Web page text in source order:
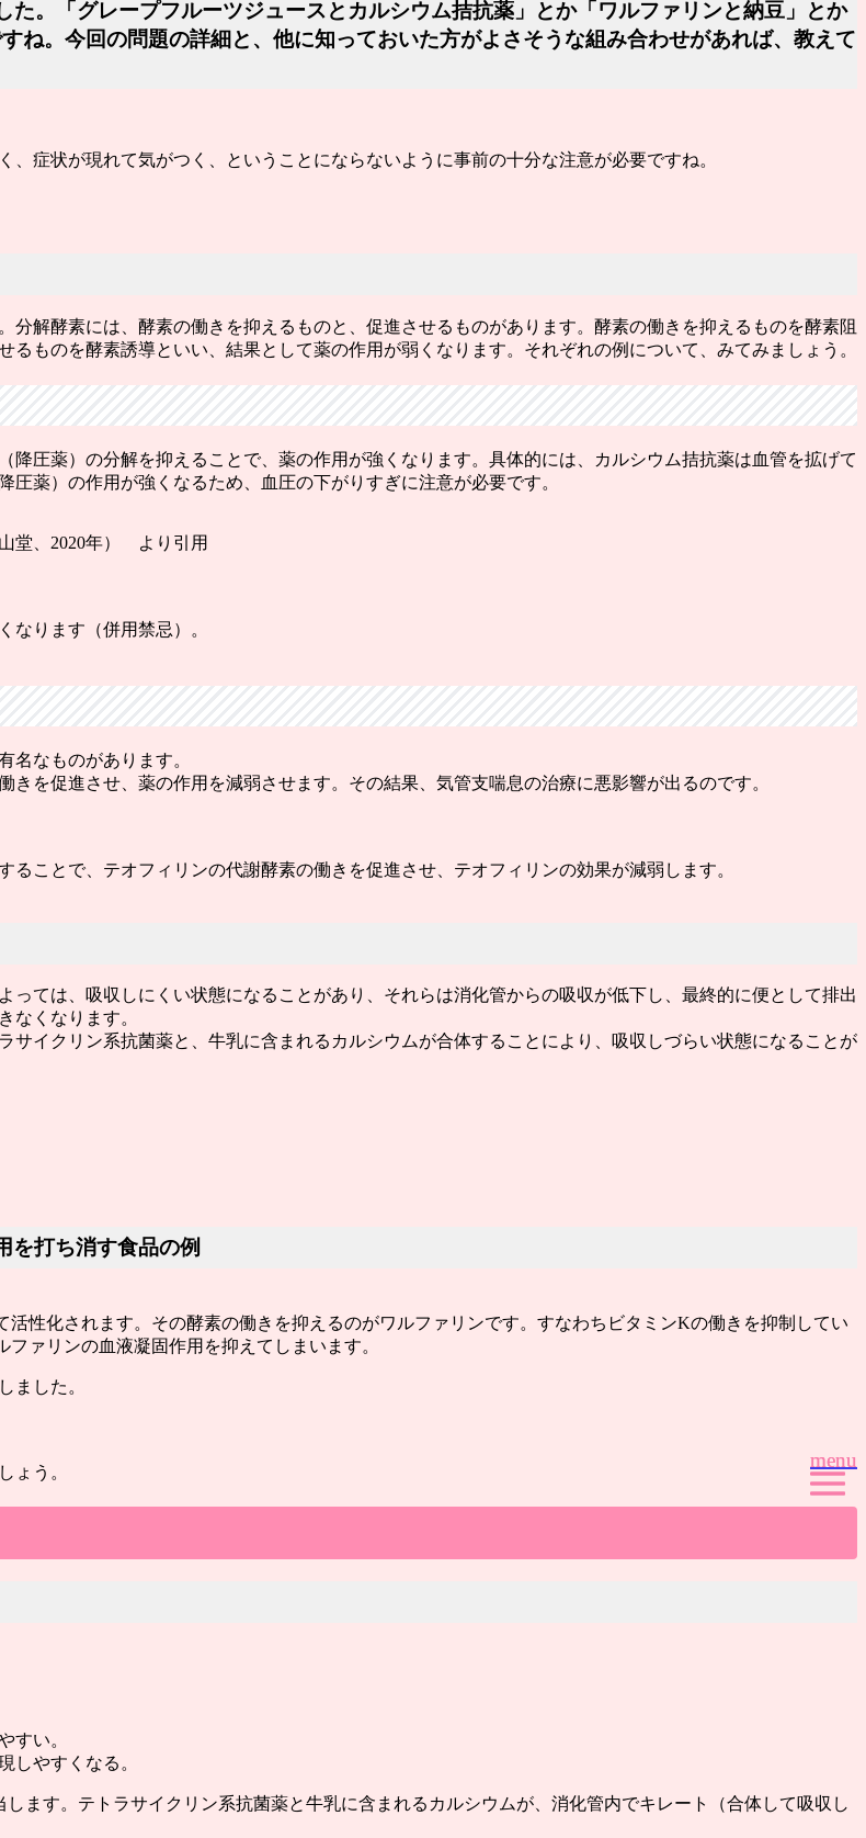
menu
menu
。「グレープフルーツジュースとカルシウム拮抗薬」とか「ワルファリンと納豆」とか
ね。今回の問題の詳細と、他に知っておいた方がよさそうな組み合わせがあれば、教えて
症状が現れて気がつく、ということにならないように事前の十分な注意が必要ですね。
解酵素には、酵素の働きを抑えるものと、促進させるものがあります。 酵素の働きを抑えるものを酵素阻
るものを酵素誘導といい、結果として薬の作用が弱くなります。 それぞれの例について、みてみましょう。
圧薬）の分解を抑えることで、薬の作用が強くなります。具体的には、カルシウム拮抗薬は血管を拡げて
薬）の作用が強くなるため、血圧の下がりすぎに注意が必要です。
堂、2020年） より引用
ります（併用禁忌）。
名なものがあります。
を促進させ、薬の作用を減弱させます。その結果、気管支喘息の治療に悪影響が出るのです。
ことで、テオフィリンの代謝酵素の働きを促進させ、テオフィリンの効果が減弱します。
っては、吸収しにくい状態になることがあり、それらは消化管からの吸収が低下し、最終的に便として排出
なくなります。
サイクリン系抗菌薬と、牛乳に含まれるカルシウムが合体することにより、吸収しづらい状態になることが
を打ち消す食品の例
性化されます。その酵素の働きを抑えるのがワルファリンです。すなわち ビタミンKの働きを抑制してい
ァリンの血液凝固作用を抑えてしまいます。
ました。
ょう。
すい。
しやすくなる。
ます。テトラサイクリン系抗菌薬と牛乳に含まれるカルシウムが、消化管内でキレート（合体して吸収し